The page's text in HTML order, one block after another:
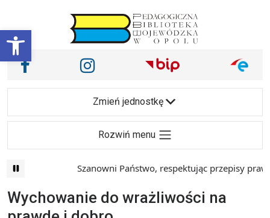
Otwórz pasek narzędzi
Main Navigation
Nasze media społecznościowe i inne
Facebook Instagram
Zmień jednostkę
Rozwiń menu
Szanowni Państwo, respektując przepisy prawa i
Wychowanie do wrażliwości na